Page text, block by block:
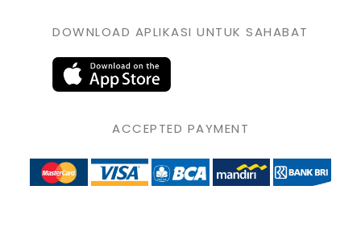
DOWNLOAD APLIKASI UNTUK SAHABAT
ACCEPTED PAYMENT